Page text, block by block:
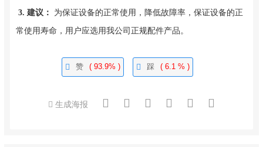
3. 建议： 为保证设备的正常使用，降低故障率，保证设备的正
常使用寿命，用户应选用我公司正规配件产品。
赞 ( 93.9% ) 踩 ( 6.1 % )
生成海报